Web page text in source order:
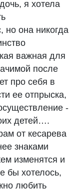
я хотела
но она никогда
важная для
после
про себя в
ее отпрыска,
-
детей….
от кесарева
знаками
изменятся и
бы хотелось,
любить